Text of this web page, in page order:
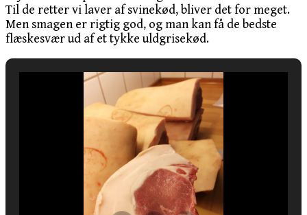
Til de retter vi laver af svinekød, bliver det for meget.
Men smagen er rigtig god, og man kan få de bedste
flæskesvær ud af et tykke uldgrisekød.